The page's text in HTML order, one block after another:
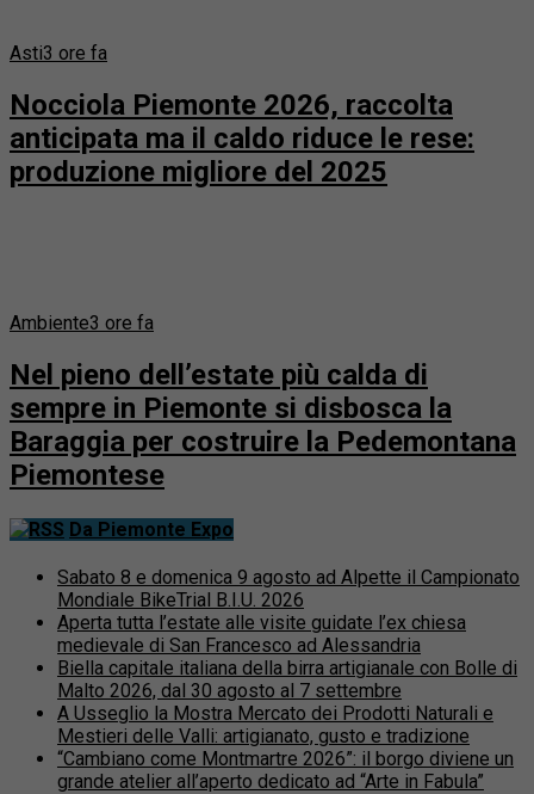
Asti3 ore fa
Nocciola Piemonte 2026, raccolta
anticipata ma il caldo riduce le rese:
produzione migliore del 2025
Ambiente3 ore fa
Nel pieno dell’estate più calda di
sempre in Piemonte si disbosca la
Baraggia per costruire la Pedemontana
Piemontese
Da Piemonte Expo
Sabato 8 e domenica 9 agosto ad Alpette il Campionato
Mondiale BikeTrial B.I.U. 2026
Aperta tutta l’estate alle visite guidate l’ex chiesa
medievale di San Francesco ad Alessandria
Biella capitale italiana della birra artigianale con Bolle di
Malto 2026, dal 30 agosto al 7 settembre
A Usseglio la Mostra Mercato dei Prodotti Naturali e
Mestieri delle Valli: artigianato, gusto e tradizione
“Cambiano come Montmartre 2026”: il borgo diviene un
grande atelier all’aperto dedicato ad “Arte in Fabula”